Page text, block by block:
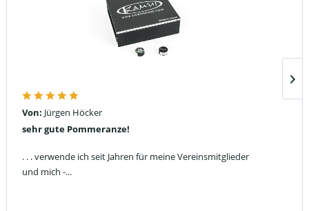
Von: Jürgen Höcker
sehr gute Pommeranze!
. . . verwende ich seit Jahren für meine Vereinsmitglieder
und mich -...